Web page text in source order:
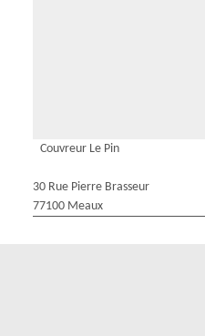
Couvreur Le Pin
30 Rue Pierre Brasseur
77100 Meaux